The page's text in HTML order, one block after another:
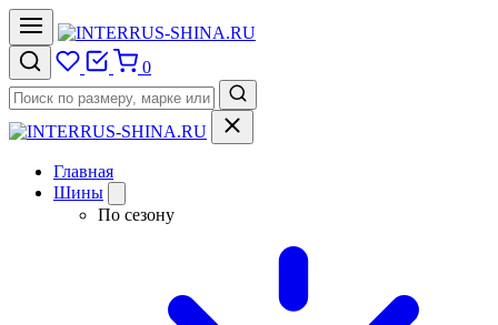
0
Главная
Шины
По сезону